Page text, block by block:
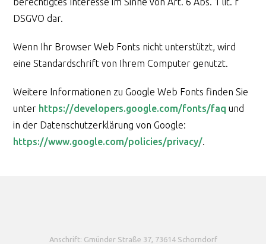
DSGVO dar.
Wenn Ihr Browser Web Fonts nicht unterstützt, wird
eine Standardschrift von Ihrem Computer genutzt.
Weitere Informationen zu Google Web Fonts finden Sie
unter https://developers.google.com/fonts/faq und
in der Datenschutzerklärung von Google:
https://www.google.com/policies/privacy/.
Anschrift: Gmünder Straße 37, 73614 Schorndorf